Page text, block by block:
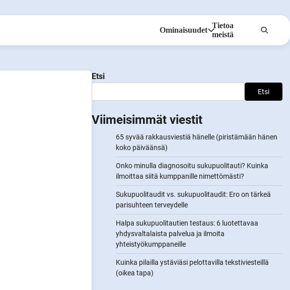
Ominaisuudet
Tietoa
meistä
Etsi
Etsi
Viimeisimmät viestit
65 syvää rakkausviestiä hänelle (piristämään hänen
koko päiväänsä)
Onko minulla diagnosoitu sukupuolitauti? Kuinka
ilmoittaa siitä kumppanille nimettömästi?
Sukupuolitaudit vs. sukupuolitaudit: Ero on tärkeä
parisuhteen terveydelle
Halpa sukupuolitautien testaus: 6 luotettavaa
yhdysvaltalaista palvelua ja ilmoita
yhteistyökumppaneille
Kuinka pilailla ystäviäsi pelottavilla tekstiviesteillä
(oikea tapa)